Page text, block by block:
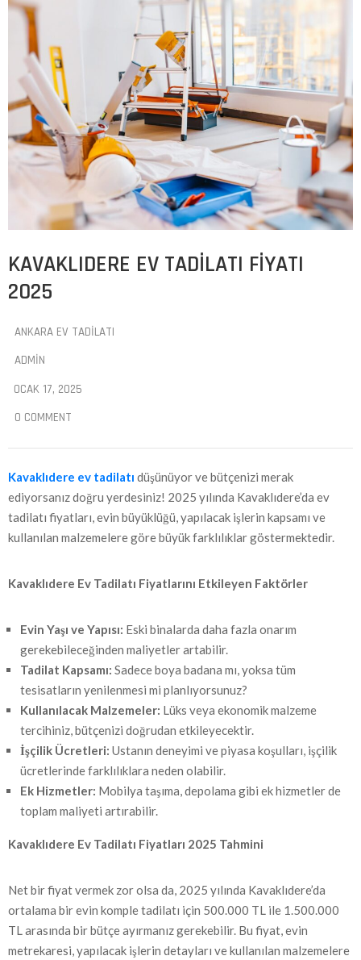
KAVAKLIDERE EV TADILATI FIYATI
2025
ANKARA EV TADILATI
ADMIN
OCAK 17, 2025
0 COMMENT
Kavaklıdere ev tadilatı düşünüyor ve bütçenizi merak
ediyorsanız doğru yerdesiniz! 2025 yılında Kavaklıdere’da ev
tadilatı fiyatları, evin büyüklüğü, yapılacak işlerin kapsamı ve
kullanılan malzemelere göre büyük farklılıklar göstermektedir.
Kavaklıdere Ev Tadilatı Fiyatlarını Etkileyen Faktörler
Evin Yaşı ve Yapısı: Eski binalarda daha fazla onarım
gerekebileceğinden maliyetler artabilir.
Tadilat Kapsamı: Sadece boya badana mı, yoksa tüm
tesisatların yenilenmesi mi planlıyorsunuz?
Kullanılacak Malzemeler: Lüks veya ekonomik malzeme
tercihiniz, bütçenizi doğrudan etkileyecektir.
İşçilik Ücretleri: Ustanın deneyimi ve piyasa koşulları, işçilik
ücretlerinde farklılıklara neden olabilir.
Ek Hizmetler: Mobilya taşıma, depolama gibi ek hizmetler de
toplam maliyeti artırabilir.
Kavaklıdere Ev Tadilatı Fiyatları 2025 Tahmini
Net bir fiyat vermek zor olsa da, 2025 yılında Kavaklıdere’da
ortalama bir evin komple tadilatı için 500.000 TL ile 1.500.000
TL arasında bir bütçe ayırmanız gerekebilir. Bu fiyat, evin
metrekaresi, yapılacak işlerin detayları ve kullanılan malzemelere